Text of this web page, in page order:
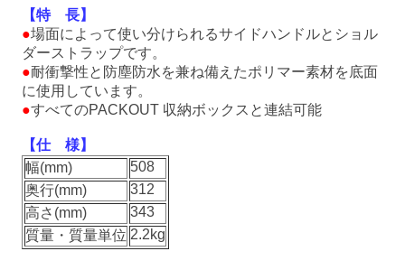
【特 長】
●場面によって使い分けられるサイドハンドルとショル
ダーストラップです。
●耐衝撃性と防塵防水を兼ね備えたポリマー素材を底面
に使用しています。
●すべてのPACKOUT 収納ボックスと連結可能
【仕 様】
幅(mm)
508
奥行(mm)
312
高さ(mm)
343
質量・質量単位 2.2kg